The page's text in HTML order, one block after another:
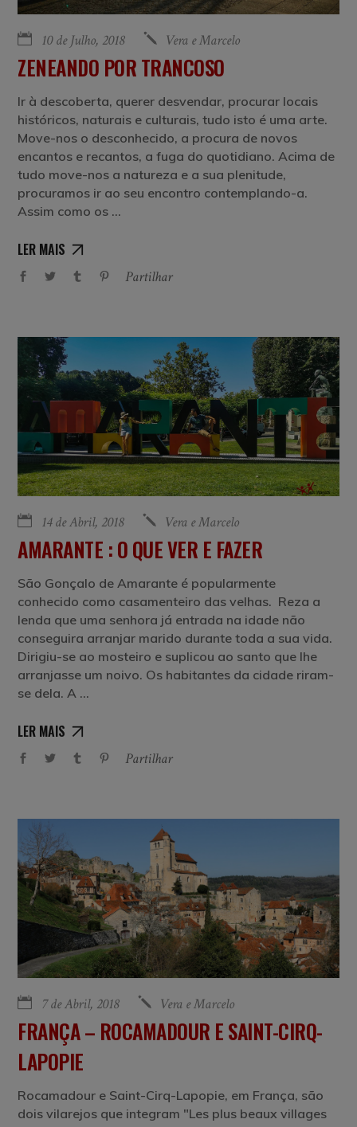
10 de Julho, 2018 Vera e Marcelo
ZENEANDO POR TRANCOSO
Ir à descoberta, querer desvendar, procurar locais
históricos, naturais e culturais, tudo isto é uma arte.
Move-nos o desconhecido, a procura de novos
encantos e recantos, a fuga do quotidiano. Acima de
tudo move-nos a natureza e a sua plenitude,
procuramos ir ao seu encontro contemplando-a.
Assim como os
LER MAIS
Partilhar
14 de Abril, 2018 Vera e Marcelo
AMARANTE : O QUE VER E FAZER
São Gonçalo de Amarante é popularmente
conhecido como casamenteiro das velhas. Reza a
lenda que uma senhora já entrada na idade não
conseguira arranjar marido durante toda a sua vida.
Dirigiu-se ao mosteiro e suplicou ao santo que lhe
arranjasse um noivo. Os habitantes da cidade riram-
se dela. A
LER MAIS
Partilhar
7 de Abril, 2018 Vera e Marcelo
FRANÇA – ROCAMADOUR E SAINT-CIRQ-
LAPOPIE
Rocamadour e Saint-Cirq-Lapopie, em França, são
dois vilarejos que integram "Les plus beaux villages